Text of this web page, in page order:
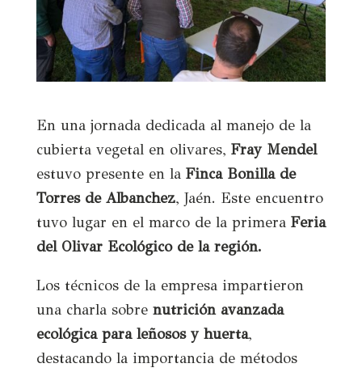
En una jornada dedicada al manejo de la
cubierta vegetal en olivares, Fray Mendel
estuvo presente en la Finca Bonilla de
Torres de Albanchez, Jaén. Este encuentro
tuvo lugar en el marco de la primera Feria
del Olivar Ecológico de la región.
Los técnicos de la empresa impartieron
una charla sobre nutrición avanzada
ecológica para leñosos y huerta,
destacando la importancia de métodos